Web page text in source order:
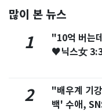
많이 본 뉴스
1
"10억 버는
♥닉스女
2
"배우계 기
백' 수애,